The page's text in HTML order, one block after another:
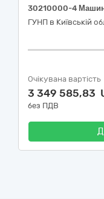
ГУНП в Київській
Очікувана вартість
3 349 585,83
без ПДВ